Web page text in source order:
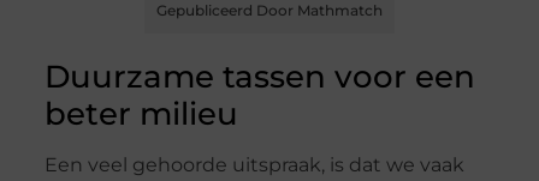
Gepubliceerd Door Mathmatch
Duurzame tassen voor een
beter milieu
Een veel gehoorde uitspraak, is dat we vaak